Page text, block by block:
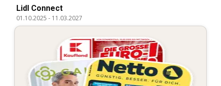
Lidl Connect
01.10.2025 - 11.03.2027